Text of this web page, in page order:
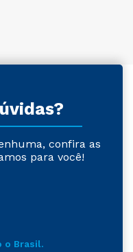
confira as
para você!
o Brasil.